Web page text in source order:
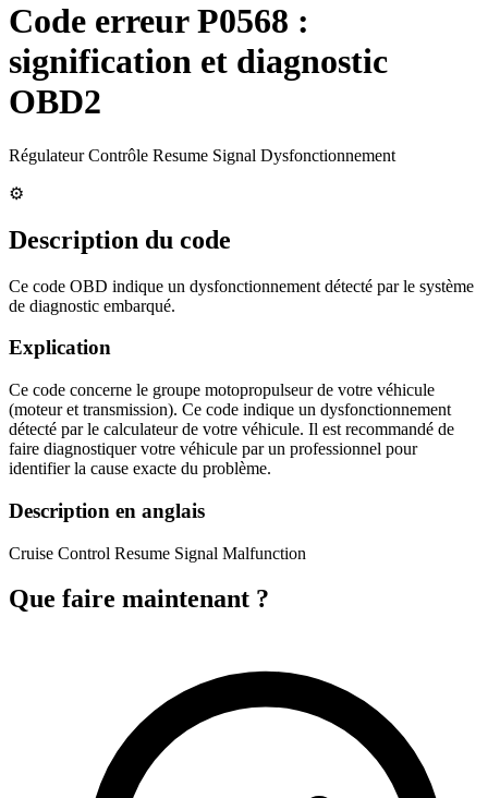
Code erreurP0568 :
signification et diagnostic
OBD2
Régulateur Contrôle Resume Signal Dysfonctionnement
⚙️
Description du code
Ce code OBD indique un dysfonctionnement détecté par le système
de diagnostic embarqué.
Explication
Ce code concerne le groupe motopropulseur de votre véhicule
(moteur et transmission). Ce code indique un dysfonctionnement
détecté par le calculateur de votre véhicule. Il est recommandé de
faire diagnostiquer votre véhicule par un professionnel pour
identifier la cause exacte du problème.
Description en anglais
Cruise Control Resume Signal Malfunction
Que faire maintenant ?